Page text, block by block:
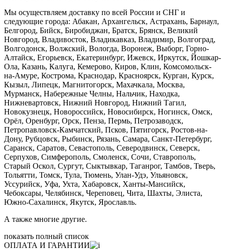
Мы осуществляем доставку по всей России и СНГ и
следующие города: Абакан, Архангельск, Астрахань, Барнаул,
Белгород, Бийск, Биробиджан, Братск, Брянск, Великий
Новгород, Владивосток, Владикавказ, Владимир, Волгоград,
Волгодонск, Волжский, Вологда, Воронеж, Выборг, Горно-
Алтайск, Егорьевск, Екатеринбург, Ижевск, Иркутск, Йошкар-
Ола, Казань, Калуга, Кемерово, Киров, Клин, Комсомольск-
на-Амуре, Кострома, Краснодар, Красноярск, Курган, Курск,
Кызыл, Липецк, Магнитогорск, Махачкала, Москва,
Мурманск, Набережные Челны, Нальчик, Находка,
Нижневартовск, Нижний Новгород, Нижний Тагил,
Новокузнецк, Новороссийск, Новосибирск, Ногинск, Омск,
Орёл, Оренбург, Орск, Пенза, Пермь, Петрозаводск,
Петропавловск-Камчатский, Псков, Пятигорск, Ростов-на-
Дону, Рубцовск, Рыбинск, Рязань, Самара, Санкт-Петербург,
Саранск, Саратов, Севастополь, Северодвинск, Северск,
Серпухов, Симферополь, Смоленск, Сочи, Ставрополь,
Старый Оскол, Сургут, Сыктывкар, Таганрог, Тамбов, Тверь,
Тольятти, Томск, Тула, Тюмень, Улан-Удэ, Ульяновск,
Уссурийск, Уфа, Ухта, Хабаровск, Ханты-Мансийск,
Чебоксары, Челябинск, Череповец, Чита, Шахты, Элиста,
Южно-Сахалинск, Якутск, Ярославль.
А также многие другие.
показать полный список
ОПЛАТА И ГАРАНТИИ